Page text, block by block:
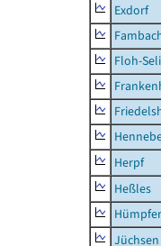
Exdorf
Floh-
Herpf
Heßles
Jüchsen